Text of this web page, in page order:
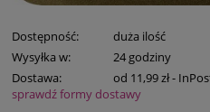
Dostępność:
duża ilość
Wysyłka w:
24 godziny
Dostawa:
od 11,99 zł-
Cena nie zawiera ewentualnych
sprawdź formy dostawy